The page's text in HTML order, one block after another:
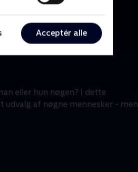
Acceptér alle
• 4 sæsoner
eller hun nøgen? I dette
af nøgne mennesker - men